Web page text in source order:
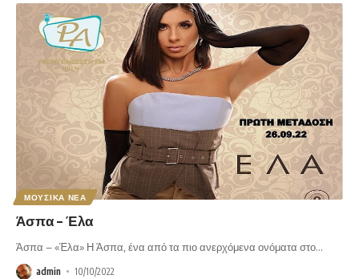
ΜΟΥΣΙΚΑ ΝΕΑ
Άσπα – Έλα
Άσπα – «Έλα» Η Άσπα, ένα από τα πιο ανερχόμενα ονόματα στο…
admin 10/10/2022